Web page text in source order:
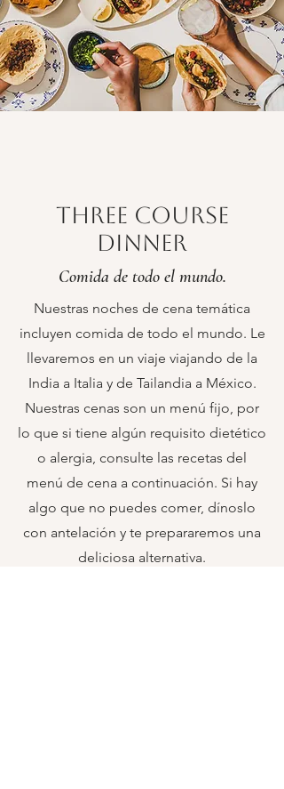
Three Course
Dinner
Comida de todo el mundo.
Nuestras noches de cena temática
incluyen comida de todo el mundo. Le
llevaremos en un viaje viajando de la
India a Italia y de Tailandia a México.
Nuestras cenas son un menú fijo, por
lo que si tiene algún requisito dietético
o alergia, consulte las recetas del
menú de cena a continuación. Si hay
algo que no puedes comer, dínoslo
con antelación y te prepararemos una
deliciosa alternativa.